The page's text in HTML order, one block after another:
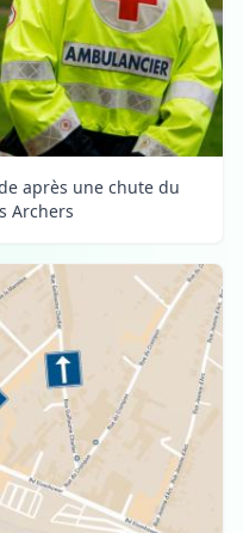
après une chute du
Archers